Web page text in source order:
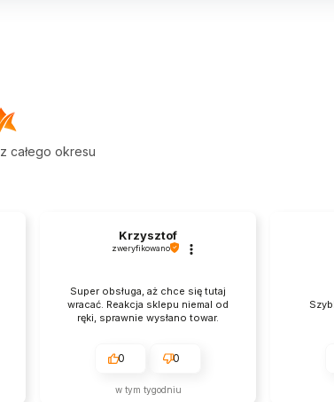
z całego okresu
Krzysztof
zweryfikowano
Super obsługa, aż chce się tutaj
wracać. Reakcja sklepu niemal od
ręki, sprawnie wysłano towar.
0 0
w tym tygodniu